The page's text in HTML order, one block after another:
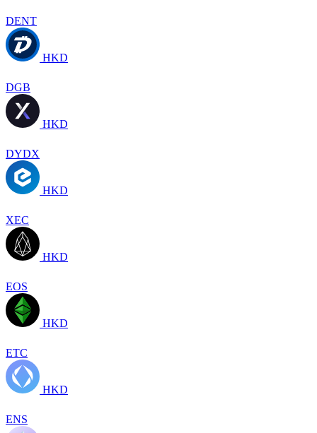
DENT
HKD
DGB
HKD
DYDX
HKD
XEC
HKD
EOS
HKD
ETC
HKD
ENS